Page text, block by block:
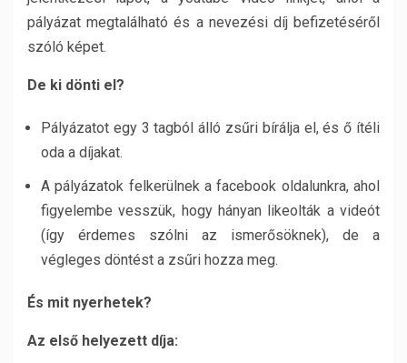
pályázat megtalálható és a nevezési díj befizetéséről
szóló képet.
De ki dönti el?
Pályázatot egy 3 tagból álló zsűri bírálja el, és ő ítéli
oda a díjakat.
A pályázatok felkerülnek a facebook oldalunkra, ahol
figyelembe vesszük, hogy hányan likeolták a videót
(így érdemes szólni az ismerősöknek), de a
végleges döntést a zsűri hozza meg.
És mit nyerhetek?
Az első helyezett díja: